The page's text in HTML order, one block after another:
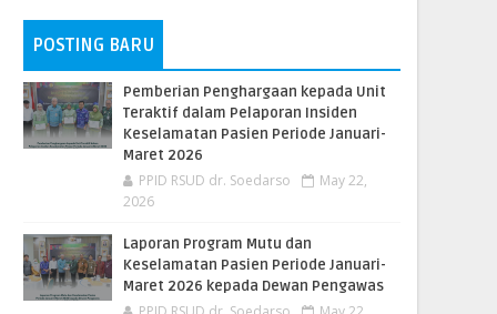
POSTING BARU
Pemberian Penghargaan kepada Unit
Teraktif dalam Pelaporan Insiden
Keselamatan Pasien Periode Januari-
Maret 2026
PPID RSUD dr. Soedarso
May 22,
2026
Laporan Program Mutu dan
Keselamatan Pasien Periode Januari-
Maret 2026 kepada Dewan Pengawas